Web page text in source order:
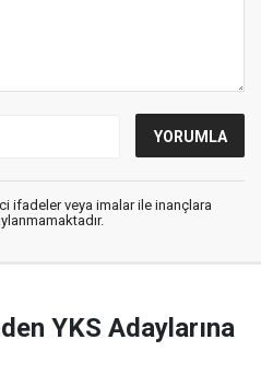
ifadeler veya imalar ile inançlara
YKS Adaylarına